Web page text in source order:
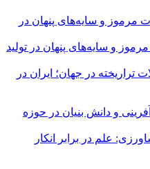
و سایه‌های پنهان در تولید